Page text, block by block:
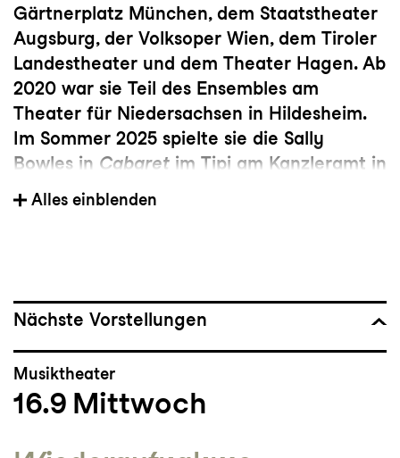
Gärtnerplatz München, dem Staatstheater
Augsburg, der Volksoper Wien, dem Tiroler
Landestheater und dem Theater Hagen. Ab
2020 war sie Teil des Ensembles am
Theater für Niedersachsen in Hildesheim.
Im Sommer 2025 spielte sie die Sally
Bowles in Cabaret im Tipi am Kanzleramt in
Berlin. Des Weiteren ist sie seit 2017
regelmäßig als Chanson-Sängerin tätig.
Alles einblenden
Nächste Vorstellungen
Musiktheater
16.9 Mittwoch